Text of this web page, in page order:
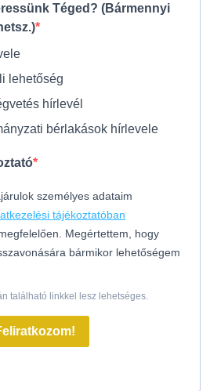
Téged? (Bármennyi
lehetőség
hírlevél
bérlakások hírlevele
személyes adataim
tájékoztatóban
Megértettem, hogy
bármikor lehetőségem
található linkkel lesz lehetséges.